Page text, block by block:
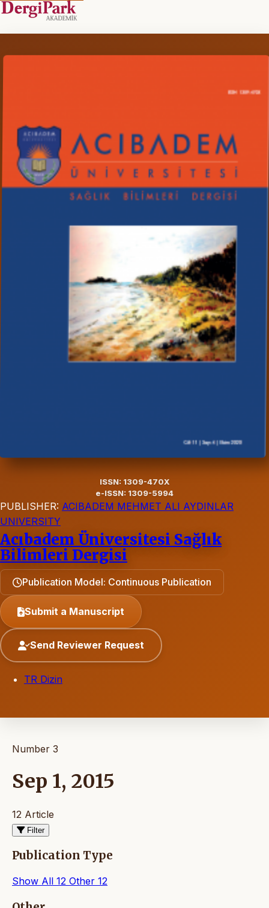
ISSN: 1309-470X
e-ISSN: 1309-5994
PUBLISHER: ACIBADEM MEHMET ALI AYDINLAR
UNIVERSITY
Acıbadem Üniversitesi Sağlık
Bilimleri Dergisi
Publication Model: Continuous Publication
Submit a Manuscript
Send Reviewer Request
TR Dizin
Number 3
Sep 1, 2015
12 Article
Filter
Publication Type
Show All 12 Other 12